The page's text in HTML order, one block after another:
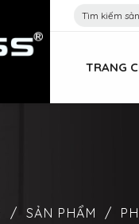
TRANG
/ SẢN PHẨM /